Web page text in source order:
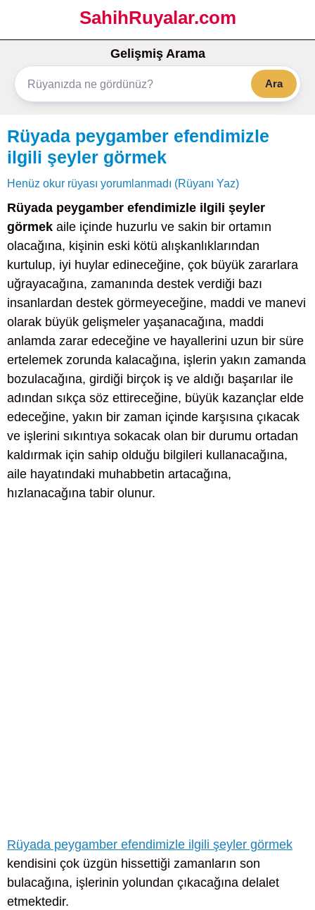
SahihRuyalar.com
Gelişmiş Arama
Ara
Rüyada peygamber efendimizle
ilgili şeyler görmek
Henüz okur rüyası yorumlanmadı (Rüyanı Yaz)
Rüyada peygamber efendimizle ilgili şeyler
görmek aile içinde huzurlu ve sakin bir ortamın
olacağına, kişinin eski kötü alışkanlıklarından
kurtulup, iyi huylar edineceğine, çok büyük zararlara
uğrayacağına, zamanında destek verdiği bazı
insanlardan destek görmeyeceğine, maddi ve manevi
olarak büyük gelişmeler yaşanacağına, maddi
anlamda zarar edeceğine ve hayallerini uzun bir süre
ertelemek zorunda kalacağına, işlerin yakın zamanda
bozulacağına, girdiği birçok iş ve aldığı başarılar ile
adından sıkça söz ettireceğine, büyük kazançlar elde
edeceğine, yakın bir zaman içinde karşısına çıkacak
ve işlerini sıkıntıya sokacak olan bir durumu ortadan
kaldırmak için sahip olduğu bilgileri kullanacağına,
aile hayatındaki muhabbetin artacağına,
hızlanacağına tabir olunur.
Rüyada peygamber efendimizle ilgili şeyler görmek
kendisini çok üzgün hissettiği zamanların son
bulacağına, işlerinin yolundan çıkacağına delalet
etmektedir.